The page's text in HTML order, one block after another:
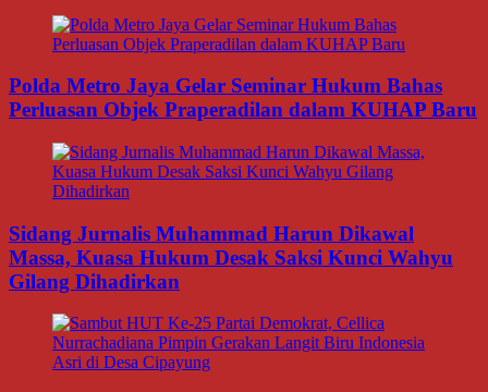
Polda Metro Jaya Gelar Seminar Hukum Bahas
Perluasan Objek Praperadilan dalam KUHAP Baru
Sidang Jurnalis Muhammad Harun Dikawal
Massa, Kuasa Hukum Desak Saksi Kunci Wahyu
Gilang Dihadirkan